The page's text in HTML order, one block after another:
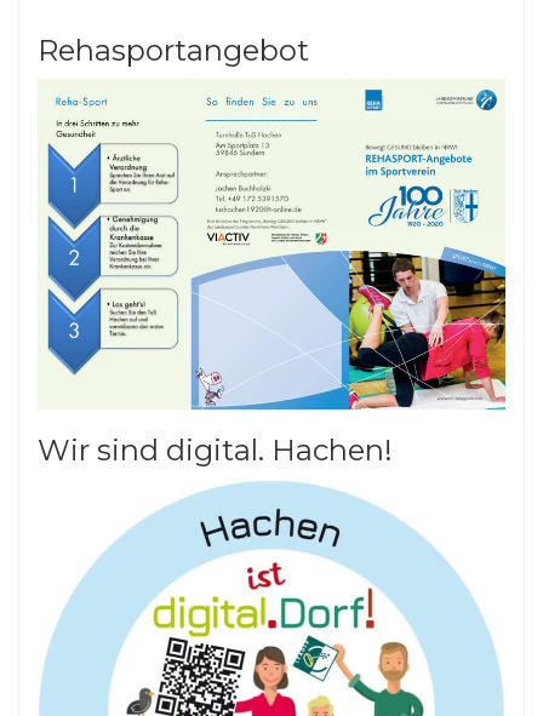
Rehasportangebot
Wir sind digital. Hachen!